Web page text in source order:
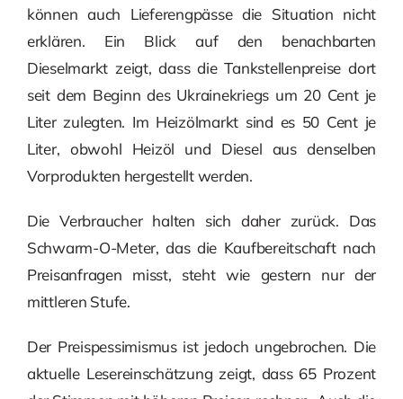
können auch Lieferengpässe die Situation nicht
erklären. Ein Blick auf den benachbarten
Dieselmarkt zeigt, dass die Tankstellenpreise dort
seit dem Beginn des Ukrainekriegs um 20 Cent je
Liter zulegten. Im Heizölmarkt sind es 50 Cent je
Liter, obwohl Heizöl und Diesel aus denselben
Vorprodukten hergestellt werden.
Die Verbraucher halten sich daher zurück. Das
Schwarm-O-Meter, das die Kaufbereitschaft nach
Preisanfragen misst, steht wie gestern nur der
mittleren Stufe.
Der Preispessimismus ist jedoch ungebrochen. Die
aktuelle Lesereinschätzung zeigt, dass 65 Prozent